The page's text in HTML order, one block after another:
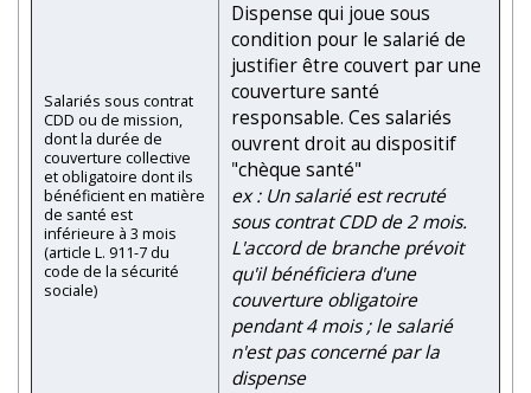
Salariés sous contrat
CDD ou de mission,
dont la durée de
couverture collective
et obligatoire dont ils
bénéficient en matière
de santé est
inférieure à 3 mois
(article L. 911-7 du
code de la sécurité
sociale)
Dispense qui joue sous
condition pour le salarié de
justifier être couvert par une
couverture santé
responsable. Ces salariés
ouvrent droit au dispositif
"chèque santé"
ex : Un salarié est recruté
sous contrat CDD de 2 mois.
L'accord de branche prévoit
qu'il bénéficiera d'une
couverture obligatoire
pendant 4 mois ; le salarié
n'est pas concerné par la
dispense